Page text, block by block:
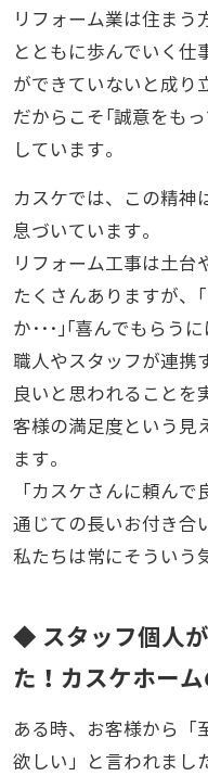
リフォーム業は住まう
とともに歩んでいく仕
ができていないと成り
だからこそ｢誠意をも
しています。
カスケでは、この精神
息づいています。
リフォーム工事は土台
たくさんありますが、
か･･･｣｢喜んでもらう
職人やスタッフが連携
良いと思われることを
客様の満足度という見
ます。
「カスケさんに頼ん
通じての長いお付き合
私たちは常にそういう
◆ スタッフ個人
た！カスケホー
ある時、お客様から「
欲しい」と言われまし